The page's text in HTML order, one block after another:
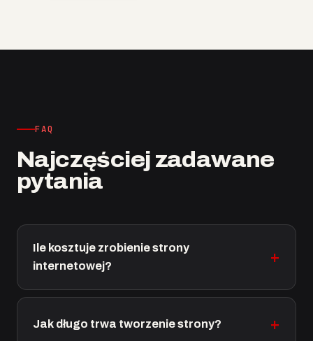
FAQ
Najczęściej zadawane
pytania
Ile kosztuje zrobienie strony
internetowej?
Jak długo trwa tworzenie strony?